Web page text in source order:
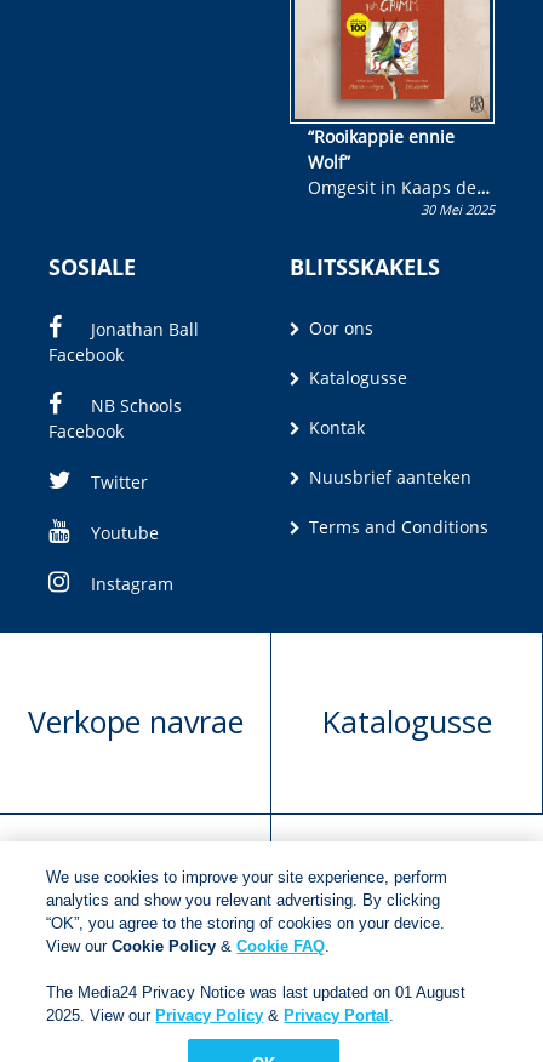
“Rooikappie ennie
Wolf”
Omgesit in Kaaps deur
Olivia M. Coetzee30 Mei 2025
SOSIALE
Jonathan Ball
Facebook
NB Schools
Facebook
Twitter
Youtube
Instagram
BLITSSKAKELS
Oor ons
Katalogusse
Kontak
Nuusbrief aanteken
Terms and Conditions
Verkope navrae Katalogusse
Manuskrip
voorlegging
Versoek boekregte
Copyright © 2018Jonathan Ball Publishers
We use cookies to improve your site experience, perform
analytics and show you relevant advertising. By clicking
“OK”, you agree to the storing of cookies on your device.
View ourCookie Policy &Cookie FAQ.
The Media24 Privacy Notice was last updated on 01 August
2025. View our Privacy Policy & Privacy Portal .